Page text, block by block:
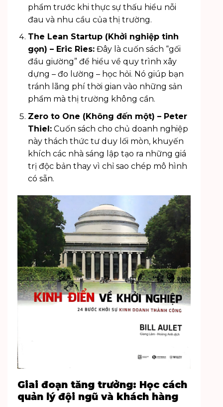
phẩm trước khi thực sự thấu hiểu nỗi
đau và nhu cầu của thị trường.
The Lean Startup (Khởi nghiệp tinh
gọn) – Eric Ries:Đây là cuốn sách “gối
đầu giường” để hiểu về quy trình xây
dựng – đo lường – học hỏi. Nó giúp bạn
tránh lãng phí thời gian vào những sản
phẩm mà thị trường không cần.
Zero to One (Không đến một) – Peter
Thiel:Cuốn sách cho chủ doanh nghiệp
này thách thức tư duy lối mòn, khuyến
khích các nhà sáng lập tạo ra những giá
trị độc bản thay vì chỉ sao chép mô hình
có sẵn.
Giai đoạn tăng trưởng: Học cách
quản lý đội ngũ và khách hàng